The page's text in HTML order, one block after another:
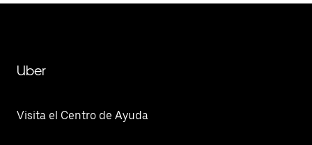
Uber
Visita el Centro de Ayuda